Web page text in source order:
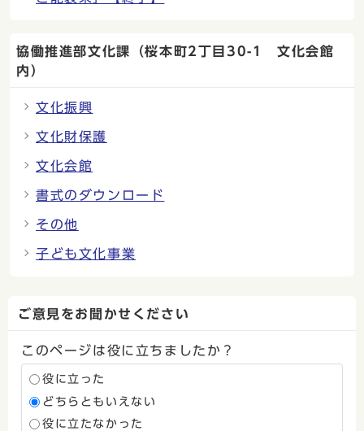
協働推進部文化課（桜本町2丁目30-1 文化会館
内）
文化振興
文化財保護
文化会館
書式のダウンロード
その他
子ども文化事業
ご意見をお聞かせください
このページは役に立ちましたか？
役に立った
どちらともいえない
役に立たなかった